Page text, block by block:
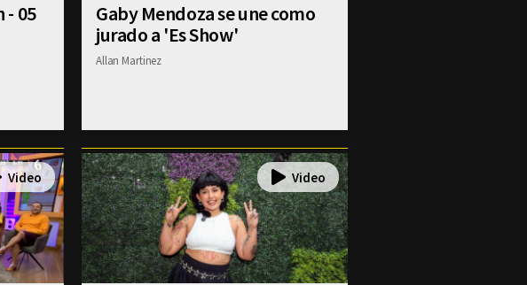
- 05
Gaby Mendoza se une como
jurado a 'Es Show'
Allan Martinez